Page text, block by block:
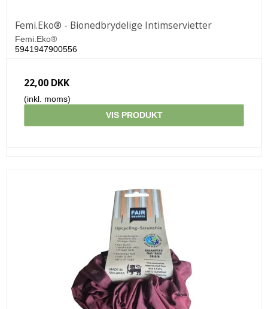
Femi.Eko® - Bionedbrydelige Intimservietter
Femi.Eko®
5941947900556
22,00 DKK
(inkl. moms)
VIS PRODUKT